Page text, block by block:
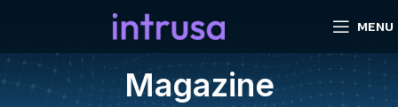
MENU
Magazine